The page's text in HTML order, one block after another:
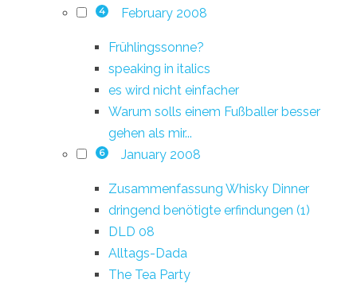
4 February 2008
Frühlingssonne?
speaking in italics
es wird nicht einfacher
Warum solls einem Fußballer besser
gehen als mir...
6 January 2008
Zusammenfassung Whisky Dinner
dringend benötigte erfindungen (1)
DLD 08
Alltags-Dada
The Tea Party